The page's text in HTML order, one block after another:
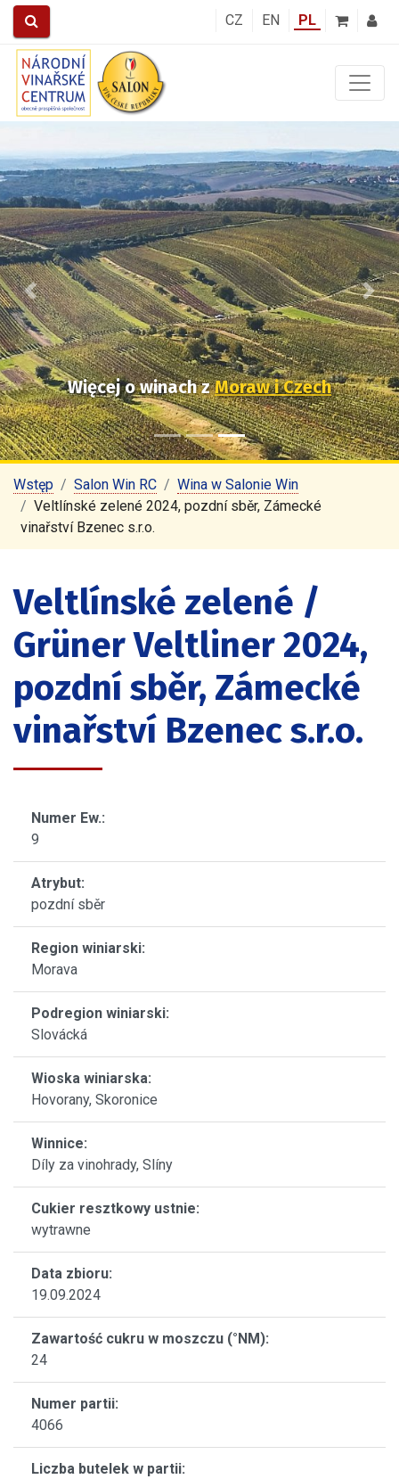
CZ EN PL
Więcej o winachzMoraw i Czech
Předchozí Další
Wstęp Salon Win RC
Wina w Salonie Win
Veltlínské zelené 2024, pozdní sběr, Zámecké
vinařství Bzenec s.r.o.
Veltlínské zelené /
Grüner Veltliner 2024,
pozdní sběr, Zámecké
vinařství Bzenec s.r.o.
Numer Ew.:
9
Atrybut:
pozdní sběr
Region winiarski:
Morava
Podregion winiarski:
Slovácká
Wioska winiarska:
Hovorany, Skoronice
Winnice:
Díly za vinohrady, Slíny
Cukier resztkowy ustnie:
wytrawne
Data zbioru:
19.09.2024
Zawartość cukru w moszczu (°NM):
24
Numer partii:
4066
Liczba butelek w partii: